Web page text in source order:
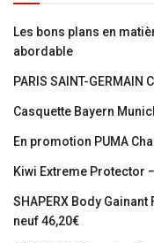
Les bons plans en
abordable
PARIS SAINT-
Casquette Bayern
En promotion PUMA
Kiwi Extreme Protector
SHAPERX Body
neuf 46,20€